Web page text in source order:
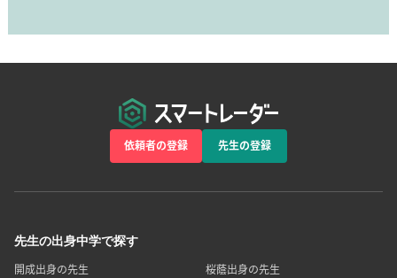
依頼者の登録 先生の登録
先生の出身中学で探す
開成出身の先生
桜蔭出身の先生